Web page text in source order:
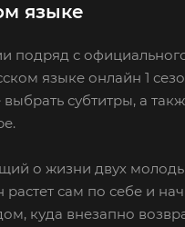
языке
подряд с
языке онлайн 1
субтитры, а
о жизни двух
сам по себе и
куда внезапно